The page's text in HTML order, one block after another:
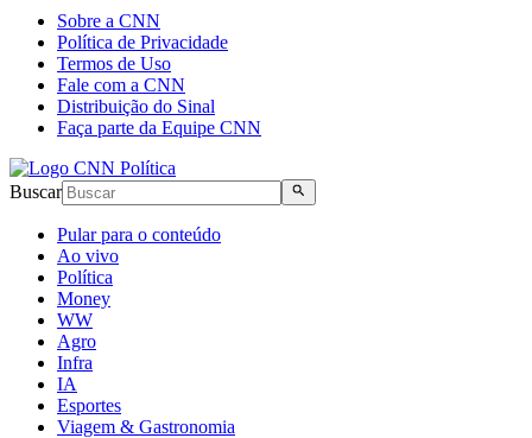
Sobre a CNN
Política de Privacidade
Termos de Uso
Fale com a CNN
Distribuição do Sinal
Faça parte da Equipe CNN
Buscar
Pular para o conteúdo
Ao vivo
Política
Money
WW
Agro
Infra
IA
Esportes
Viagem & Gastronomia